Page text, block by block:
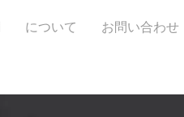
について お問い合わせ